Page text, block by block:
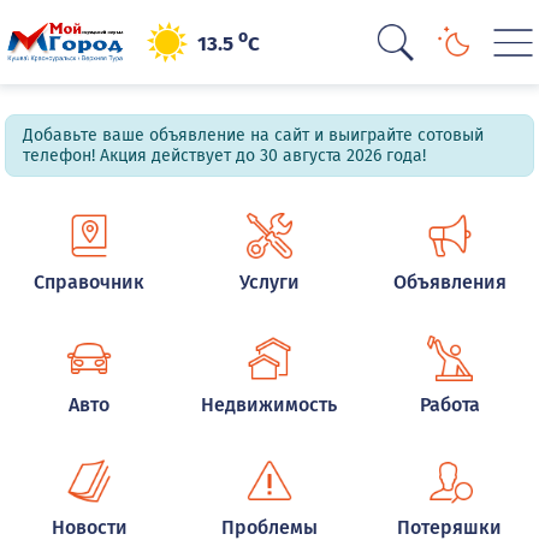
13.5oC
Добавьте ваше объявление на сайт и выиграйте сотовый
телефон! Акция действует до 30 августа 2026 года!
Справочник Услуги Объявления
Авто Недвижимость Работа
Новости Проблемы Потеряшки